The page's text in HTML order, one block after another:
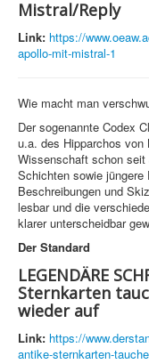
Mistral/Reply
Link: https://
apollo-mit-mistral-1
Wie macht man
Der sogenannte Codex
u.a. des Hipparchos
Wissenschaft schon
Schichten sowie
Beschreibungen und
lesbar und die
klarer unterscheidbar
Der Standard
LEGENDÄRE
Sternkarten
wieder auf
Link: https://
antike-sternkarten-